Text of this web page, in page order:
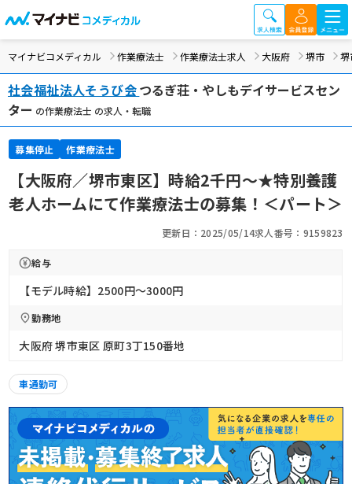
マイナビコメディカル 作業療法士 作業療法士求人 大阪府 堺市 堺
社会福祉法人そうび会つるぎ荘・やしもデイサービスセン
ター の作業療法士 の求人・転職
募集停止 作業療法士
【大阪府／堺市東区】時給2千円～★特別養護
老人ホームにて作業療法士の募集！＜パート＞
更新日：2025/05/14求人番号：9159823
給与
【モデル時給】2500円〜3000円
勤務地
大阪府 堺市東区 原町3丁150番地
車通勤可